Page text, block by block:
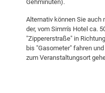
Gehminuten).
Alternativ können Sie auch
der, vom Simm's Hotel ca.
"Zippererstraße" in
bis "Gasometer" fahren
zum Veranstaltungsort